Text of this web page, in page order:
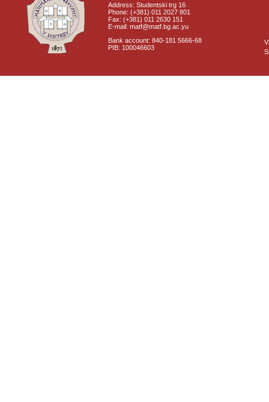
Address: Studentski trg 16
Phone: (+381) 011 2027 801
Fax: (+381) 011 2630 151
E-mail: matf@matf.bg.ac.yu
Bank account: 840-181 5666-68
PIB: 100046603